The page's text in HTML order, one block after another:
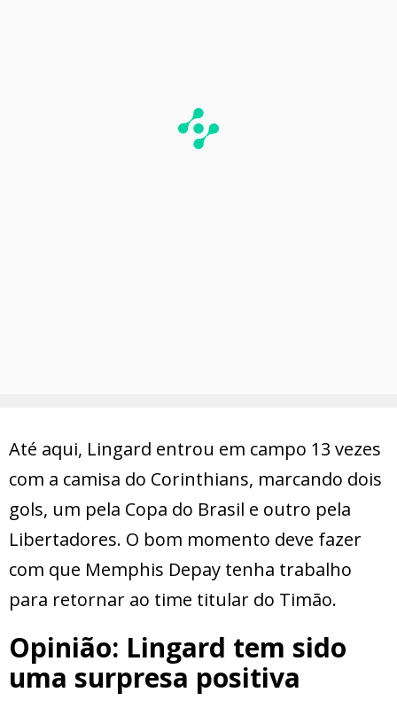
Até aqui, Lingard entrou em campo 13 vezes
com a camisa do Corinthians, marcando dois
gols, um pela Copa do Brasil e outro pela
Libertadores. O bom momento deve fazer
com que Memphis Depay tenha trabalho
para retornar ao time titular do Timão.
Opinião: Lingard tem sido
uma surpresa positiva